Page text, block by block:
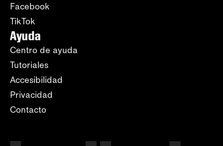
Facebook
TikTok
Ayuda
Centro de ayuda
Tutoriales
Accesibilidad
Privacidad
Contacto